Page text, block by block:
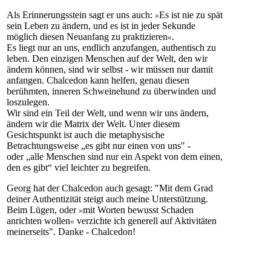
Als Erinnerungsstein sagt er uns auch: »Es ist nie zu spät
sein Leben zu ändern, und es ist in jeder Sekunde
möglich diesen Neuanfang zu praktizieren«.
Es liegt nur an uns, endlich anzufangen, authentisch zu
leben. Den einzigen Menschen auf der Welt, den wir
ändern können, sind wir selbst - wir müssen nur damit
anfangen. Chalcedon kann helfen, genau diesen
berühmten, inneren Schweinehund zu überwinden und
loszulegen.
Wir sind ein Teil der Welt, und wenn wir uns ändern,
ändern wir die Matrix der Welt. Unter diesem
Gesichtspunkt ist auch die metaphysische
Betrachtungsweise „es gibt nur einen von uns" -
oder „alle Menschen sind nur ein Aspekt von dem einen,
den es gibt“ viel leichter zu begreifen.
Georg hat der Chalcedon auch gesagt: "Mit dem Grad
deiner Authentizität steigt auch meine Unterstützung.
Beim Lügen, oder »mit Worten bewusst Schaden
anrichten wollen« verzichte ich generell auf Aktivitäten
meinerseits". Danke - Chalcedon!